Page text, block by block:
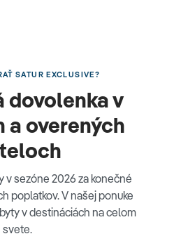
SATUR EXCLUSIVE?
dovolenka v
a overených
v sezóne 2026 za konečné
poplatkov. V našej ponuke
v destináciách na celom
svete.